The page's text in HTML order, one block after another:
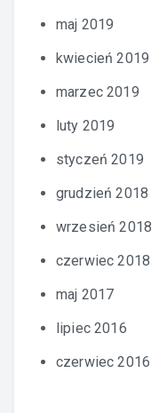
maj 2019
kwiecień 2019
marzec 2019
luty 2019
styczeń 2019
grudzień 2018
wrzesień 2018
czerwiec 2018
maj 2017
lipiec 2016
czerwiec 2016